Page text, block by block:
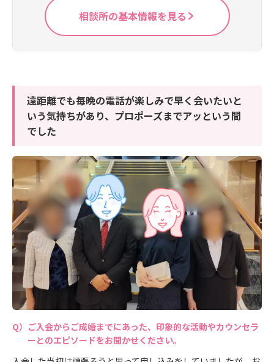
相談所の基本情報を見る
遠距離でも毎晩の電話が楽しみで早く会いたいと
いう気持ちがあり、プロポーズまでアッという間
でした
ご入会からご成婚までにあった、印象的な活動やカウンセラ
ーとのエピソードをお聞かせください。